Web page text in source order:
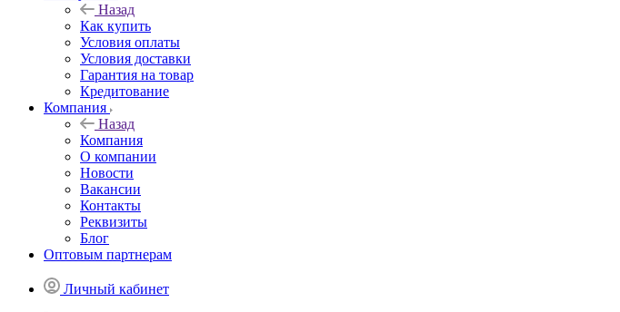
Назад
Как купить
Условия оплаты
Условия доставки
Гарантия на товар
Кредитование
Компания
Назад
Компания
О компании
Новости
Вакансии
Контакты
Реквизиты
Блог
Оптовым партнерам
Личный кабинет